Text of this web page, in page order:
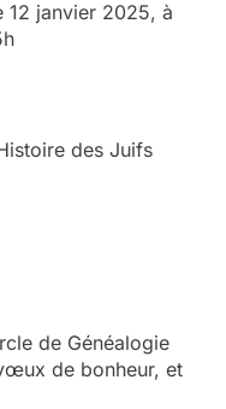
12 janvier 2025, à
des Juifs
de Généalogie
de bonheur, et